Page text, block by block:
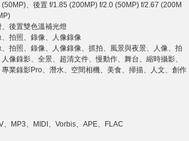
(50MP)、後置 f/1.85 (200MP) f/2.0 (50MP) f/2.67 (200M
後置雙色溫補光燈
拍照、錄像、人像錄像
拍照、錄像、人像錄像、抓拍、風景與夜景、人像、拍
像錄影、全景、超清文件、慢動作、舞台、縮時攝影、
業錄影Pro、潛水、空間相機、美食、掃描、人文、創作
、MP3、MIDI、Vorbis、APE、FLAC